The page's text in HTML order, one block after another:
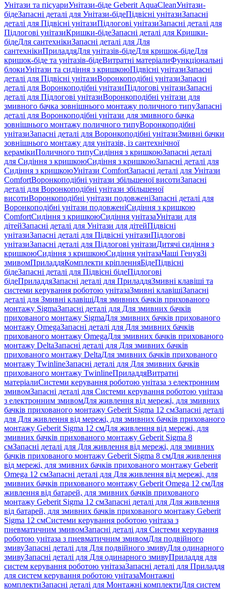
Унітази та пісуариУнітази-біде Geberit AquaCleanУнітази-
бідеЗапасні деталі для Унітази-бідеПідвісні унітазиЗапасні
деталі для Підвісні унітазиПідлогові унітазиЗапасні деталі для
Підлогові унітазиКришки-бідеЗапасні деталі для Кришки-
бідеДля сантехнікиЗапасні деталі для Для
сантехнікиПриладдяДля унітазів-бідеДля кришок-бідеДля
кришок-біде та унітазів-бідеВитратні матеріалиФункціональні
блокиУнітази та сидіння з кришкоюПідвісні унітазиЗапасні
деталі для Підвісні унітазиВоронкоподібні унітазиЗапасні
деталі для Воронкоподібні унітазиПідлогові унітазиЗапасні
деталі для Підлогові унітазиВоронкоподібні унітази для
змивного бачка зовнішнього монтажу поличного типуЗапасні
деталі для Воронкоподібні унітази для змивного бачка
зовнішнього монтажу поличного типуВоронкоподібні
унітазиЗапасні деталі для Воронкоподібні унітазиЗмивні бачки
зовнішнього монтажу для унітазів, із сантехнічної
керамікиПоличного типуСидіння з кришкоюЗапасні деталі
для Сидіння з кришкоюСидіння з кришкоюЗапасні деталі для
Сидіння з кришкоюУнітази ComfortЗапасні деталі для Унітази
ComfortВоронкоподібні унітази збільшеної висотиЗапасні
деталі для Воронкоподібні унітази збільшеної
висотиВоронкоподібні унітази подовженіЗапасні деталі для
Воронкоподібні унітази подовженіСидіння з кришкою
ComfortСидіння з кришкоюСидіння унітазаУнітази для
дітейЗапасні деталі для Унітази для дітейПідвісні
унітазиЗапасні деталі для Підвісні унітазиПідлогові
унітазиЗапасні деталі для Підлогові унітазиДитячі сидіння з
кришкоюСидіння з кришкоюСидіння унітазаЧаші ГенуяЗі
змивомПриладдяКомплекти кріпленняБідеПідвісні
бідеЗапасні деталі для Підвісні бідеПідлогові
бідеПриладдяЗапасні деталі для ПриладдяЗмивні клавіші та
системи керування роботою унітазаЗмивні клавішіЗапасні
деталі для Змивні клавішіДля змивних бачків прихованого
монтажу SigmaЗапасні деталі для Для змивних бачків
прихованого монтажу SigmaДля змивних бачків прихованого
монтажу OmegaЗапасні деталі для Для змивних бачків
прихованого монтажу OmegaДля змивних бачків прихованого
монтажу DeltaЗапасні деталі для Для змивних бачків
прихованого монтажу DeltaДля змивних бачків прихованого
монтажу TwinlineЗапасні деталі для Для змивних бачків
прихованого монтажу TwinlineПриладдяВитратні
матеріалиСистеми керування роботою унітаза з електронним
змивомЗапасні деталі для Системи керування роботою унітаза
з електронним змивомДля живлення від мережі, для змивних
бачків прихованого монтажу Geberit Sigma 12 смЗапасні деталі
для Для живлення від мережі, для змивних бачків прихованого
монтажу Geberit Sigma 12 смДля живлення від мережі, для
змивних бачків прихованого монтажу Geberit Sigma 8
смЗапасні деталі для Для живлення від мережі, для змивних
бачків прихованого монтажу Geberit Sigma 8 смДля живлення
від мережі, для змивних бачків прихованого монтажу Geberit
Omega 12 смЗапасні деталі для Для живлення від мережі, для
змивних бачків прихованого монтажу Geberit Omega 12 смДля
живлення від батарей, для змивних бачків прихованого
монтажу Geberit Sigma 12 смЗапасні деталі для Для живлення
від батарей, для змивних бачків прихованого монтажу Geberit
Sigma 12 смСистеми керування роботою унітаза з
пневматичним змивомЗапасні деталі для Системи керування
роботою унітаза з пневматичним змивомДля подвійного
змивуЗапасні деталі для Для подвійного змивуДля одинарного
змивуЗапасні деталі для Для одинарного змивуПриладдя для
систем керування роботою унітазаЗапасні деталі для Приладдя
для систем керування роботою унітазаМонтажні
комплектиЗапасні деталі для Монтажні комплектиДля систем